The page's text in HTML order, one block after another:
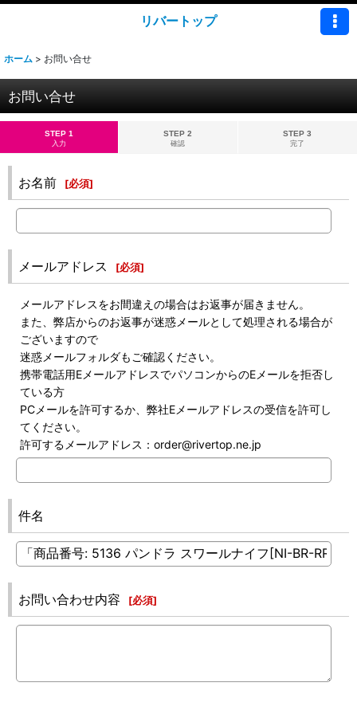
リバートップ
ホーム > お問い合せ
お問い合せ
STEP 1
入力
STEP 2
確認
STEP 3
完了
お名前 [必須]
メールアドレス [必須]
メールアドレスをお間違えの場合はお返事が届きません。
また、弊店からのお返事が迷惑メールとして処理される場合が
ございますので
迷惑メールフォルダもご確認ください。
携帯電話用EメールアドレスでパソコンからのEメールを拒否し
ている方
PCメールを許可するか、弊社Eメールアドレスの受信を許可し
てください。
許可するメールアドレス：order@rivertop.ne.jp
件名
お問い合わせ内容 [必須]